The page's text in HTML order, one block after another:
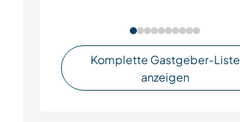
Komplette Gastgeber-Liste
anzeigen